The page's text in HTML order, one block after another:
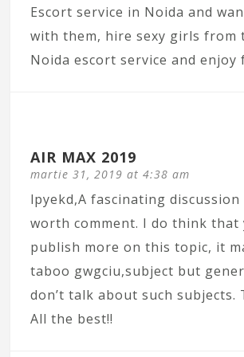
Escort service in Noida and
with them, hire sexy girls from
Noida escort service and enjoy
AIR MAX 2019
martie 31, 2019 at 4:38 am
lpyekd,A fascinating
worth comment. I do think
publish more on this topic, it
taboo gwgciu,subject but
don’t talk about such subjects.
All the best!!